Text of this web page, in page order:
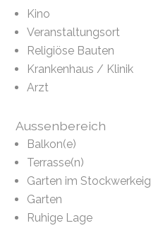
Kino
Veranstaltungsort
Religiöse Bauten
Krankenhaus / Klinik
Arzt
Aussenbereich
Balkon(e)
Terrasse(n)
Garten im
Garten
Ruhige Lage